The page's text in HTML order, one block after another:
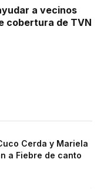
a vecinos
cobertura de TVN
Cerda y Mariela
a Fiebre de canto